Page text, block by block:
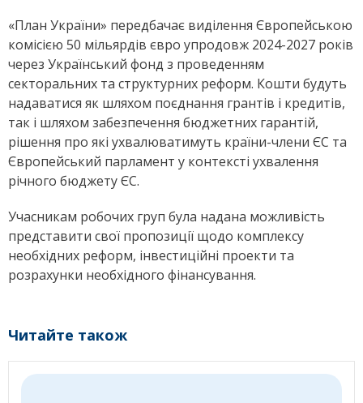
«План України» передбачає виділення Європейською
комісією 50 мільярдів євро упродовж 2024-2027 років
через Український фонд з проведенням
секторальних та структурних реформ. Кошти будуть
надаватися як шляхом поєднання грантів і кредитів,
так і шляхом забезпечення бюджетних гарантій,
рішення про які ухвалюватимуть країни-члени ЄС та
Європейський парламент у контексті ухвалення
річного бюджету ЄС.
Учасникам робочих груп була надана можливість
представити свої пропозиції щодо комплексу
необхідних реформ, інвестиційні проекти та
розрахунки необхідного фінансування.
Читайте також